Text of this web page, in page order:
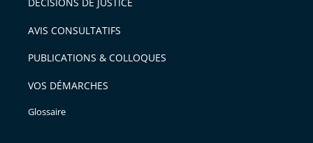
avant
AVIS CONSULTATIFS
PUBLICATIONS & COLLOQUES
VOS DÉMARCHES
Glossaire